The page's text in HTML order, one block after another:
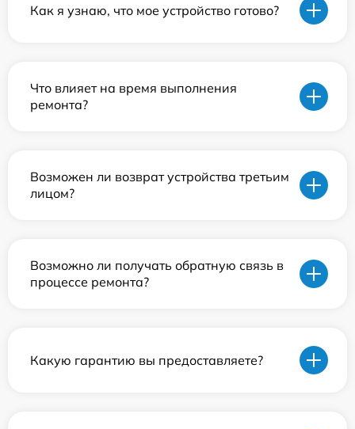
Как я узнаю, что мое устройство готово?
Что влияет на время выполнения
ремонта?
Возможен ли возврат устройства третьим
лицом?
Возможно ли получать обратную связь в
процессе ремонта?
Какую гарантию вы предоставляете?